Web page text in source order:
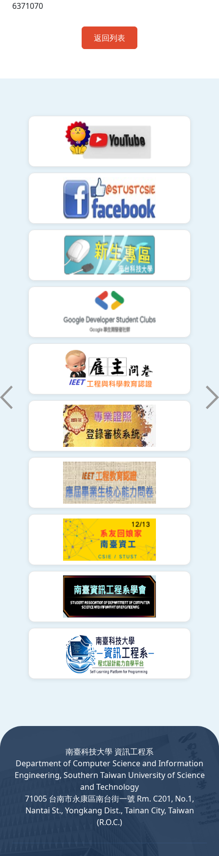
6371070
返回列表
南臺科技大學 資訊工程系
Departmentof ComputerScience and Information
Engineering, Southern Taiwan University of Science
and Technology
71005 台南市永康區南台街一號 Rm. C201, No.1,
Nantai St., Yongkang Dist., Tainan City, Taiwan
(R.O.C.)